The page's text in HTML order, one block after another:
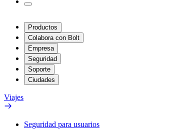
Productos
Colabora con Bolt
Empresa
Seguridad
Soporte
Ciudades
Viajes
Seguridad para usuarios